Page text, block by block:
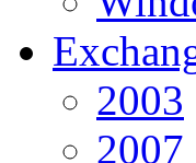
2003
2007